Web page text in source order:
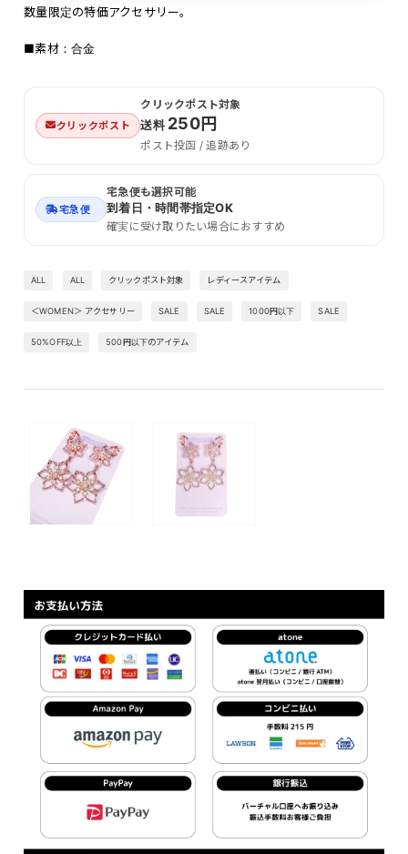
数量限定の特価アクセサリー。
■素材：合金
クリックポスト
クリックポスト対象
送料250円
ポスト投函 / 追跡あり
宅急便
宅急便も選択可能
到着日・時間帯指定OK
確実に受け取りたい場合におすすめ
ALL ALL クリックポスト対象 レディースアイテム
＜WOMEN＞ アクセサリー SALE SALE 1000円以下 SALE
50%OFF以上 500円以下のアイテム